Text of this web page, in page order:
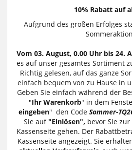
10% Rabatt auf
Aufgrund des großen Erfolges
Sommeraktion
Vom 03. August, 0.00 Uhr bis 24.
es auf unser gesamtes Sortiment
Richtig gelesen, auf das ganze
einfach bequem von zu Hause in
Geben Sie einfach während der
"Ihr Warenkorb" in dem
eingeben" den Code Sommer-
Sie auf "Einlösen", bevor Sie
Kassenseite gehen. Der
Kassenseite angezeigt. Sie